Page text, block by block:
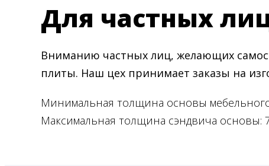
Для частных
Вниманию частных лиц, желающих
плиты. Наш цех принимает заказы на
Минимальная толщина основы
Максимальная толщина сэндвича основы: